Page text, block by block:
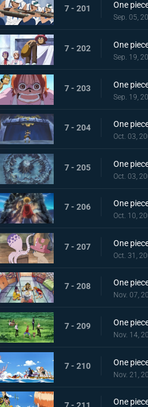
7 - 201 One
Sep. 05,
7 - 202 One
Sep. 19,
7 - 203 One
Sep. 19,
7 - 204 One
Oct. 03,
7 - 205 One
Oct. 03,
7 - 206 One
Oct. 10,
7 - 207 One
Oct. 31,
7 - 208 One
Nov. 07,
7 - 209 One
Nov. 14,
7 - 210 One
Nov. 21,
One